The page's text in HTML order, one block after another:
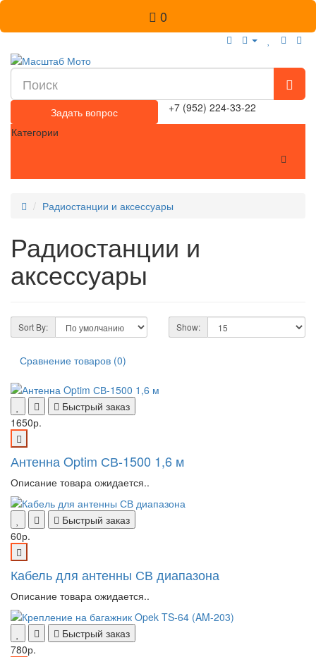
0
Задать вопрос
+7 (952) 224-33-22
Категории
Радиостанции и аксессуары
Радиостанции и
аксессуары
Sort By: Show:
Сравнение товаров (0)
Быстрый заказ
1650р.
Антенна Optim СВ-1500 1,6 м
Описание товара ожидается..
Быстрый заказ
60р.
Кабель для антенны СВ диапазона
Описание товара ожидается..
Быстрый заказ
780р.